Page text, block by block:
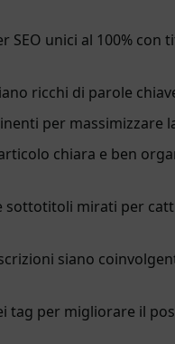
SEO unici al 100% con
ricchi di parole
per massimizzare
chiara e ben
sottotitoli mirati per
siano
tag per migliorare il